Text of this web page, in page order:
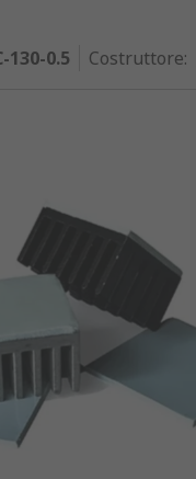
130-0.5 Costruttore: